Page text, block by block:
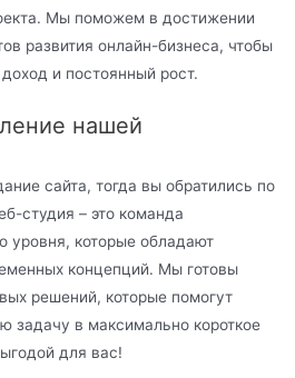
Мы поможем в достижении
развития онлайн-бизнеса, чтобы
и постоянный рост.
нашей
сайта, тогда вы обратились по
студия – это команда
уровня, которые обладают
концепций. Мы готовы
решений, которые помогут
задачу в максимально короткое
для вас!